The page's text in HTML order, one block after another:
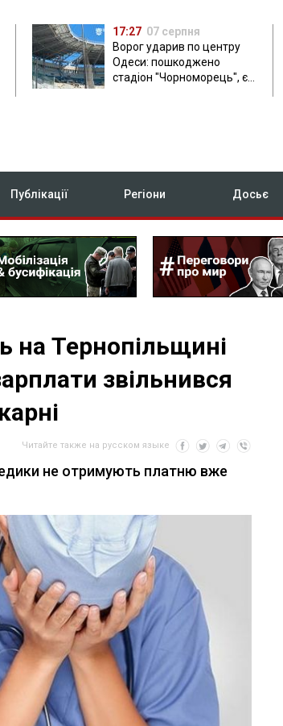
17:27 07 серпня
Ворог ударив по центру
Одеси: пошкоджено
стадіон "Чорноморець", є
Публікації Регіони Досьє
на Тернопільщині
звільнився
Читайте также на русском языке
не отримують платню вже